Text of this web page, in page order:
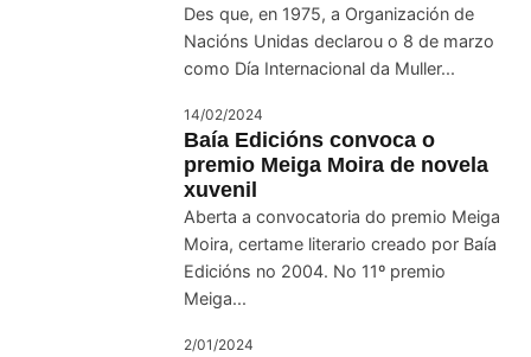
Des que, en 1975, a Organización de
Nacións Unidas declarou o 8 de marzo
como Día Internacional da Muller...
14/02/2024
Baía Edicións convoca o
premio Meiga Moira de novela
xuvenil
Aberta a convocatoria do premio Meiga
Moira, certame literario creado por Baía
Edicións no 2004. No 11º premio
Meiga...
2/01/2024